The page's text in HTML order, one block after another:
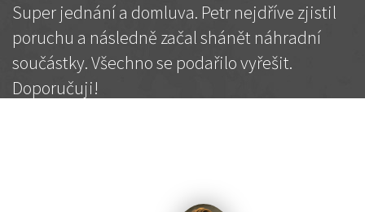
Super jednání a domluva. Petr nejdříve zjistil
poruchu a následně začal shánět náhradní
součástky. Všechno se podařilo vyřešit.
Doporučuji!